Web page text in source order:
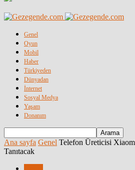
Genel
Oyun
Mobil
Haber
Türkiyeden
Dünyadan
İnternet
Sosyal Medya
Yaşam
Donanım
Ana sayfa Genel Telefon Üreticisi
Tanıtacak